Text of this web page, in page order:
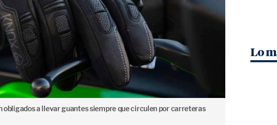
obligados a llevar guantes siempre que circulen por carreteras
Lo